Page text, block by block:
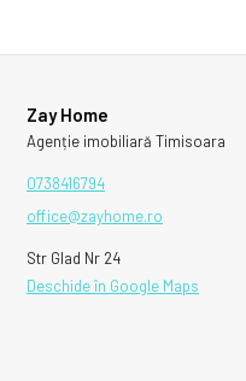
Zay Home
Agenție imobiliară Timisoara
0738416794
office@zayhome.ro
Str Glad Nr 24
Deschide în Google Maps